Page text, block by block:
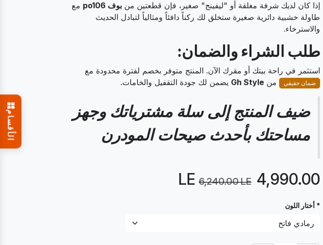
الأقسام
إذا كان لديك شرفة مغلقة أو "ليفينج" صغير، فإن قطعتين من بوف po106
مع
طاولة خشبية دائرية صغيرة ستخلق لك ركناً دافئاً ومثالياً لتبادل الحديث
والاسترخاء.
طلب الشراء والضمان:
استثمر في راحة بيتك أو مقرك الآن. المنتج متوفر بخصم لفترة محدودة مع
ضمان حقيقي من Gh Style يضمن لك جودة التقفيل والخامات.
ضيف المنتج إلى سلة مشترياتك وجهز
مساحتك بأحدث صيحات المودرن
4,990.00
6,240.00LE
* أختار اللون